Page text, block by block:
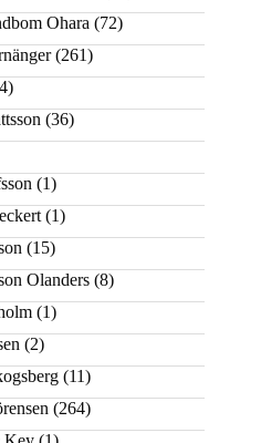
Ohara (72)
(261)
(36)
(1)
(1)
(15)
Olanders (8)
(1)
(2)
(11)
(264)